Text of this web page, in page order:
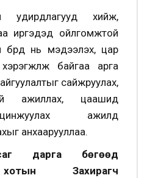
удирдлагууд хийж,
иргэдэд ойлгомжтой
бүрд нь мэдээлэх, цар
байгаа арга
сайжруулах,
ажиллах, цаашид
ажилд
анхаарууллаа.
дарга бөгөөд
Захирагч